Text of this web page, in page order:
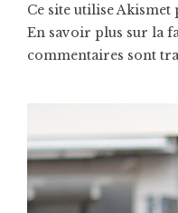
Ce site utilise
En savoir plus sur la
commentaires sont